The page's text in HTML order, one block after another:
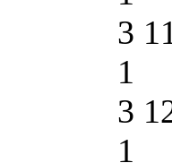
3
1
3
1